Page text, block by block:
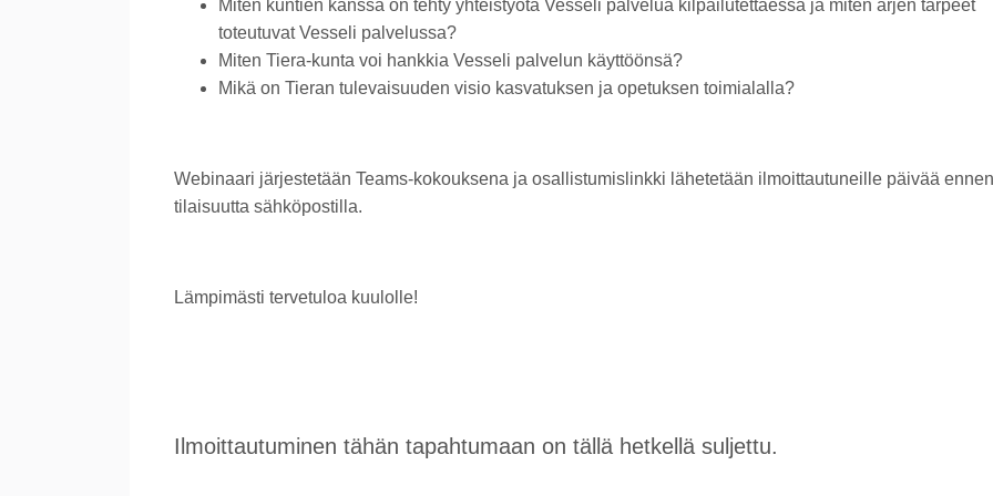
Miten kuntien kanssa on tehty yhteistyötä Vesseli palvelua kilpailutettaessa ja miten arjen tarpeet
toteutuvat Vesseli palvelussa?
Miten Tiera-kunta voi hankkia Vesseli palvelun käyttöönsä?
Mikä on Tieran tulevaisuuden visio kasvatuksen ja opetuksen toimialalla?
Webinaari järjestetään Teams-kokouksena ja osallistumislinkki lähetetään ilmoittautuneille päivää ennen
tilaisuutta sähköpostilla.
Lämpimästi tervetuloa kuulolle!
Ilmoittautuminen tähän tapahtumaan on tällä hetkellä suljettu.